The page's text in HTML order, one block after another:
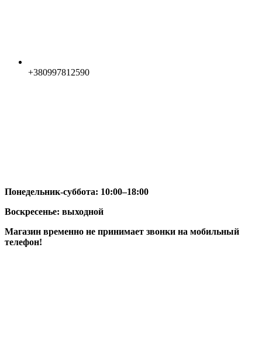
+380997812590
Понедельник-суббота: 10:00–18:00
Воскресенье: выходной
Магазин временно не принимает звонки на мобильный
телефон!